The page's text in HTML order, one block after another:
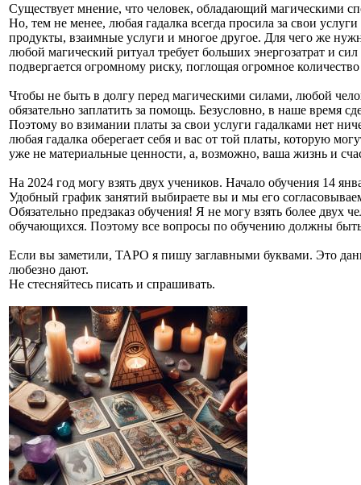
Существует мнение, что человек, обладающий магическими
Но, тем не менее, любая гадалка всегда просила за свои
продукты, взаимные услуги и многое другое. Для чего же
любой магический ритуал требует больших энергозатрат и
подвергается огромному риску, поглощая огромное
Чтобы не быть в долгу перед магическими силами, любой
обязательно заплатить за помощь. Безусловно, в наше время
Поэтому во взимании платы за свои услуги гадалками нет
любая гадалка оберегает себя и вас от той платы, которую
уже не материальные ценности, а, возможно, ваша жизнь и
На 2024 год могу взять двух учеников. Начало обучения 14
Удобный график занятий выбираете вы и мы его
Обязательно предзаказ обучения! Я не могу взять более двух
обучающихся. Поэтому все вопросы по обучению должны
Если вы заметили, ТАРО я пишу заглавными буквами. Это
любезно дают.
Не стесняйтесь писать и спрашивать.